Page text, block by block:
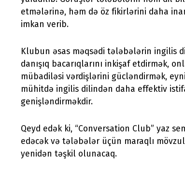
etmələrinə, həm də öz fikirlərini daha
imkan verib.
Klubun əsas məqsədi tələbələrin ingilis
danışıq bacarıqlarını inkişaf etdirmək,
mübadiləsi vərdişlərini gücləndirmək,
mühitdə ingilis dilindən daha effektiv
genişləndirməkdir.
Qeyd edək ki, “Conversation Club” yaz
edəcək və tələbələr üçün maraqlı
yenidən təşkil olunacaq.